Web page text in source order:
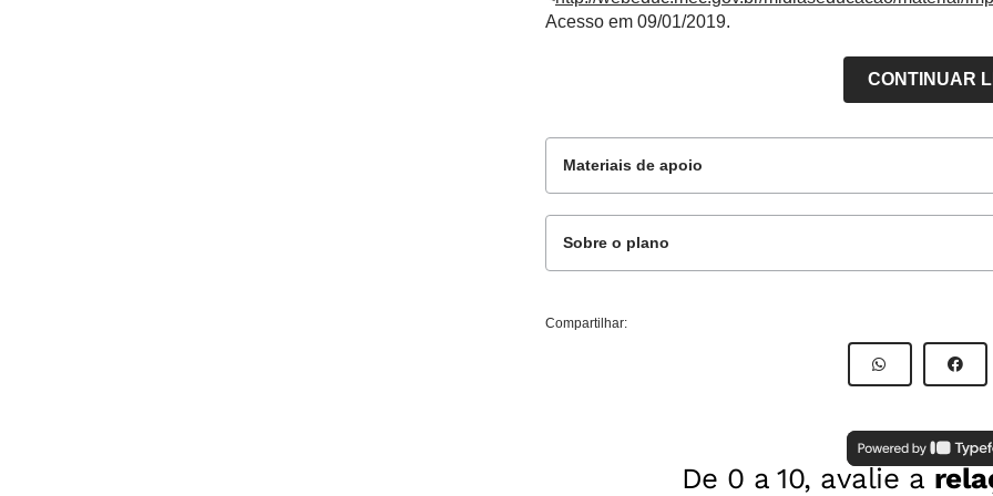
Acesso em 09/01/2019.
CONTINUAR
Materiais de apoio
Sobre o plano
Este plano de aula foi produzido pelo Time de
Giovani Silva
Compartilhar: